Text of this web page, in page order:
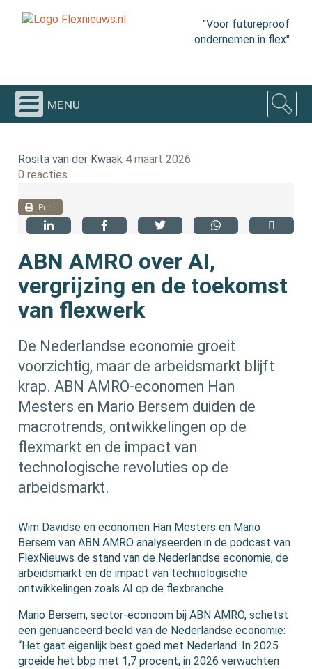
"Voor futureproof
ondernemen in flex"
menu
Rosita van der Kwaak 4 maart 2026
0 reacties
Print
ABN AMRO over AI,
vergrijzing en de toekomst
van flexwerk
De Nederlandse economie groeit
voorzichtig, maar de arbeidsmarkt blijft
krap. ABN AMRO-economen Han
Mesters en Mario Bersem duiden de
macrotrends, ontwikkelingen op de
flexmarkt en de impact van
technologische revoluties op de
arbeidsmarkt.
Wim Davidse en economen Han Mesters en Mario
Bersem van ABN AMRO analyseerden in de podcast van
FlexNieuws de stand van de Nederlandse economie, de
arbeidsmarkt en de impact van technologische
ontwikkelingen zoals AI op de flexbranche.
Mario Bersem, sector-econoom bij ABN AMRO, schetst
een genuanceerd beeld van de Nederlandse economie:
“Het gaat eigenlijk best goed met Nederland. In 2025
groeide het bbp met 1,7 procent, in 2026 verwachten